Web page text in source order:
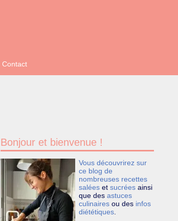
Contact
Bonjour et bienvenue !
Vous découvrirez sur
ce blog de
nombreuses recettes
salées etsucrées ainsi
que desastuces
culinaires ou des infos
diététiques